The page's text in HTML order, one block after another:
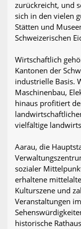
zurückreicht, und
sich in den vielen
Stätten und
Schweizerischen
Wirtschaftlich
Kantonen der
industrielle Basis.
Maschinenbau,
hinaus profitiert
vielfältige
Aarau, die
sozialer
erhaltene
Kulturszene und
Veranstaltungen
historische